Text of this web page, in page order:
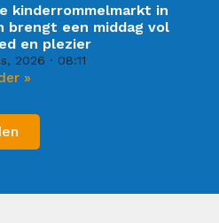
kinderrommelmarkt in
brengt een middag vol
en plezier
2026 08:11
»